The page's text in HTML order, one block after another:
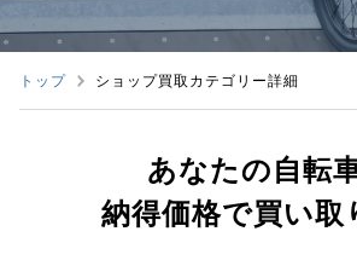
トップ ショップ買取カテゴリー詳細
あなたの自転車
納得価格で買い取